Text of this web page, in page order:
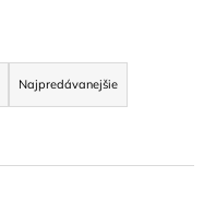
Najpredávanejšie